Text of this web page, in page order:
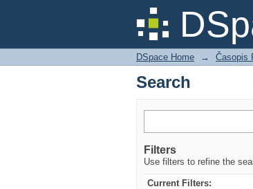
Search
DSpace Home → Časopis
Search
Filters
Use filters to refine the
Current Filters: